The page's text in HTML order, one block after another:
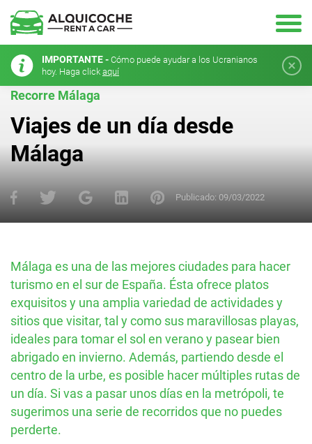
IMPORTANTE - Cómo puede ayudar a los Ucranianos
hoy. Haga click aquí
Recorre Málaga
Viajes de un día desde
Málaga
Publicado: 09/03/2022
Málaga es una de las mejores ciudades para hacer
turismo en el sur de España. Ésta ofrece platos
exquisitos y una amplia variedad de actividades y
sitios que visitar, tal y como sus maravillosas playas,
ideales para tomar el sol en verano y pasear bien
abrigado en invierno. Además, partiendo desde el
centro de la urbe, es posible hacer múltiples rutas de
un día. Si vas a pasar unos días en la metrópoli, te
sugerimos una serie de recorridos que no puedes
perderte.